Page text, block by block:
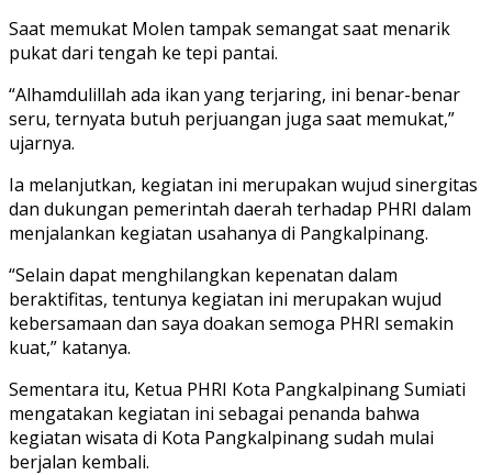
Saat memukat Molen tampak semangat saat menarik
pukat dari tengah ke tepi pantai.
“Alhamdulillah ada ikan yang terjaring, ini benar-benar
seru, ternyata butuh perjuangan juga saat memukat,”
ujarnya.
Ia melanjutkan, kegiatan ini merupakan wujud sinergitas
dan dukungan pemerintah daerah terhadap PHRI dalam
menjalankan kegiatan usahanya di Pangkalpinang.
“Selain dapat menghilangkan kepenatan dalam
beraktifitas, tentunya kegiatan ini merupakan wujud
kebersamaan dan saya doakan semoga PHRI semakin
kuat,” katanya.
Sementara itu, Ketua PHRI Kota Pangkalpinang Sumiati
mengatakan kegiatan ini sebagai penanda bahwa
kegiatan wisata di Kota Pangkalpinang sudah mulai
berjalan kembali.